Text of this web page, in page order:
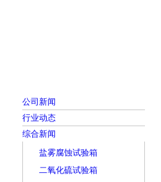
公司新闻
行业动态
综合新闻
盐雾腐蚀试验箱
二氧化硫试验箱